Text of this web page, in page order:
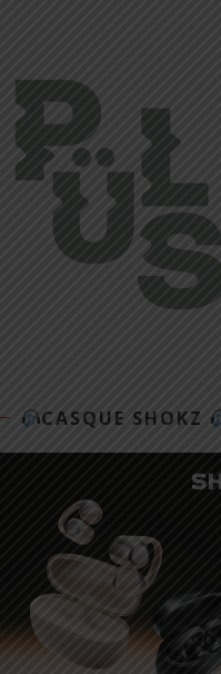
CASQUE SHOKZ